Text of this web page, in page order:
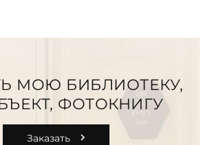
МОЮ БИБЛИОТЕКУ,
ФОТОКНИГУ
Заказать